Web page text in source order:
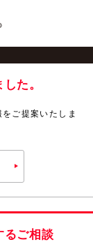
た。
ご提案いたしま
るご相談